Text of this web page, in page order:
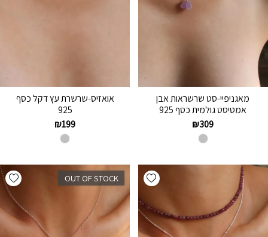
מאגניפיי-סט שרשראות אבן
אמטיסט גולמית כסף 925
₪309
אואזיס-שרשרת עץ דקל כסף
925
₪199
Add wishlist
OUT OF STOCK